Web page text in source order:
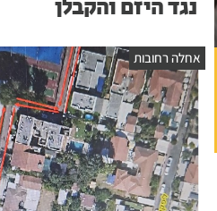
נגד היזם והקבלן
אחלה רחובות